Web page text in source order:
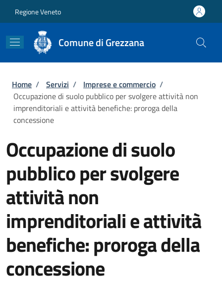
Regione Veneto
Comune di Grezzana
Briciole di pane
Home / Servizi / Imprese e commercio /
Occupazione di suolo pubblico per svolgere attività non
imprenditoriali e attività benefiche: proroga della
concessione
Occupazione di suolo
pubblico per svolgere
attività non
imprenditoriali e attività
benefiche: proroga della
concessione